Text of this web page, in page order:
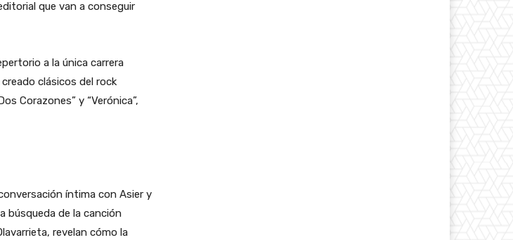
que van a conseguir
a la única carrera
clásicos del rock
Corazones” y “Verónica”,
íntima con Asier y
búsqueda de la canción
, revelan cómo la